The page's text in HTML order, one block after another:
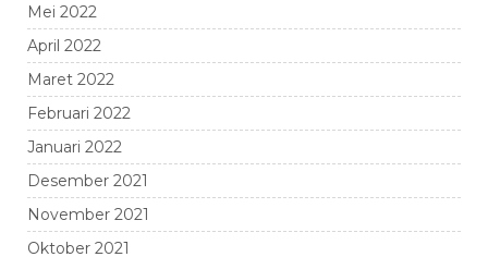
Mei 2022
April 2022
Maret 2022
Februari 2022
Januari 2022
Desember 2021
November 2021
Oktober 2021